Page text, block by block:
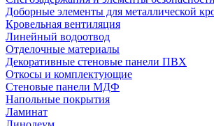
Доборные элементы для металлической
Кровельная вентиляция
Линейный водоотвод
Отделочные материалы
Декоративные стеновые панели ПВХ
Откосы и комплектующие
Стеновые панели МДФ
Напольные покрытия
Ламинат